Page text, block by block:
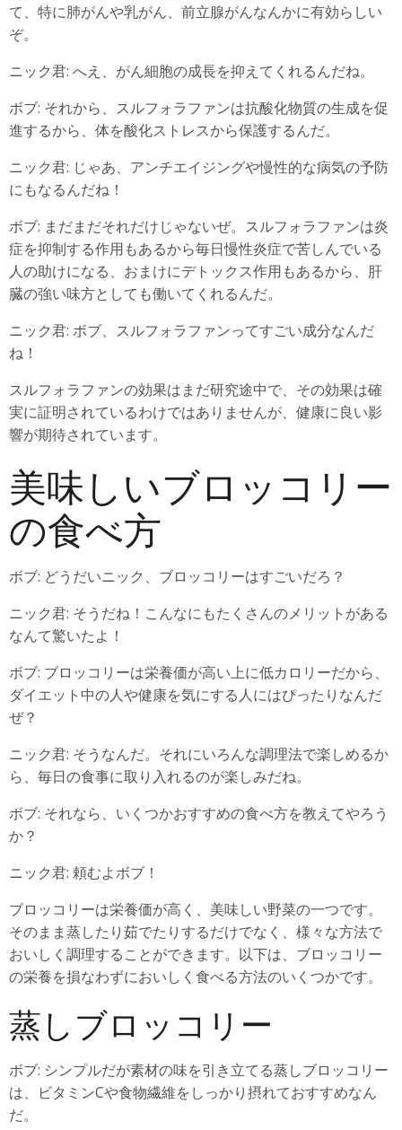
て、特に肺がんや乳がん、前立腺がんなんかに有効らしい
ぞ。
ニック君: へえ、がん細胞の成長を抑えてくれるんだね。
ボブ: それから、スルフォラファンは抗酸化物質の生成を促
進するから、体を酸化ストレスから保護するんだ。
ニック君: じゃあ、アンチエイジングや慢性的な病気の予防
にもなるんだね！
ボブ: まだまだそれだけじゃないぜ。スルフォラファンは炎
症を抑制する作用もあるから毎日慢性炎症で苦しんでいる
人の助けになる、おまけにデトックス作用もあるから、肝
臓の強い味方としても働いてくれるんだ。
ニック君: ボブ、スルフォラファンってすごい成分なんだ
ね！
スルフォラファンの効果はまだ研究途中で、その効果は確
実に証明されているわけではありませんが、健康に良い影
響が期待されています。
美味しいブロッコリー
の食べ方
ボブ: どうだいニック、ブロッコリーはすごいだろ？
ニック君: そうだね！こんなにもたくさんのメリットがある
なんて驚いたよ！
ボブ: ブロッコリーは栄養価が高い上に低カロリーだから、
ダイエット中の人や健康を気にする人にはぴったりなんだ
ぜ？
ニック君: そうなんだ。それにいろんな調理法で楽しめるか
ら、毎日の食事に取り入れるのが楽しみだね。
ボブ: それなら、いくつかおすすめの食べ方を教えてやろう
か？
ニック君: 頼むよボブ！
ブロッコリーは栄養価が高く、美味しい野菜の一つです。
そのまま蒸したり茹でたりするだけでなく、様々な方法で
おいしく調理することができます。以下は、ブロッコリー
の栄養を損なわずにおいしく食べる方法のいくつかです。
蒸しブロッコリー
ボブ: シンプルだが素材の味を引き立てる蒸しブロッコリー
は、ビタミンCや食物繊維をしっかり摂れておすすめなん
だ。